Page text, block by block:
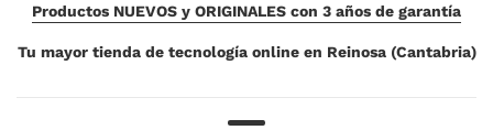
Productos NUEVOS y ORIGINALES con 3 años de garantía
Tu mayor tienda de tecnología online en Reinosa (Cantabria)